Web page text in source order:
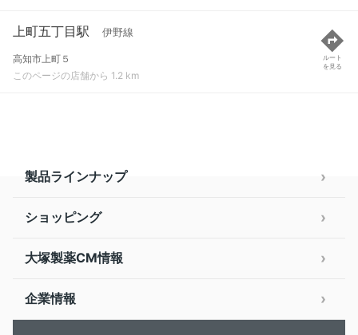
上町五丁目駅 伊野線
高知市上町５
このページの店舗から 1.2 km
ルート
を見る
製品ラインナップ
ショッピング
大塚製薬CM情報
企業情報